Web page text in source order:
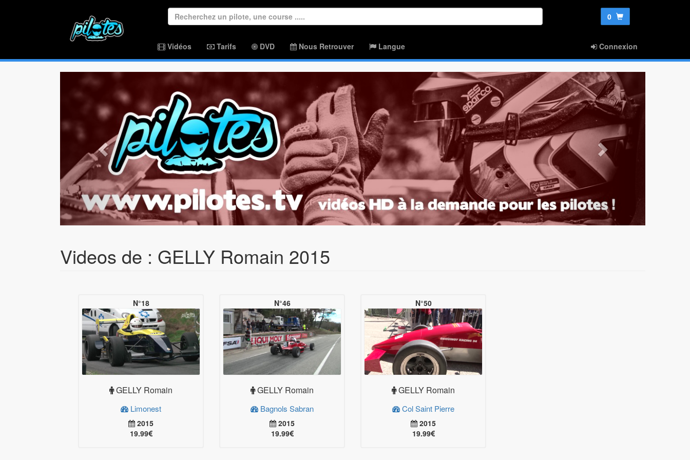
0
Vidéos Tarifs DVD Nous Retrouver Langue Connexion
Videos de : GELLY Romain 2015
N°18
GELLY Romain
Limonest
2015
19.99
N°46
GELLY Romain
Bagnols Sabran
2015
19.99
N°50
GELLY Romain
Col Saint Pierre
2015
19.99